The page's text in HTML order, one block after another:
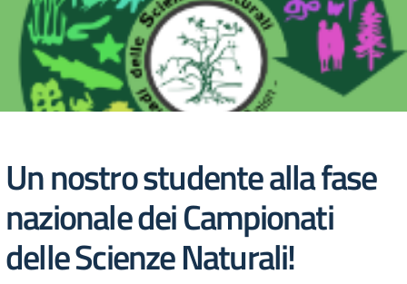
Un nostro studente alla fase
nazionale dei Campionati
delle Scienze Naturali!